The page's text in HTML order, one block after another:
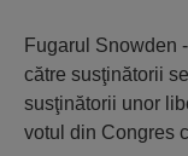
Fugarul Snowden
către susţinătorii
susţinătorii unor
votul din Congres